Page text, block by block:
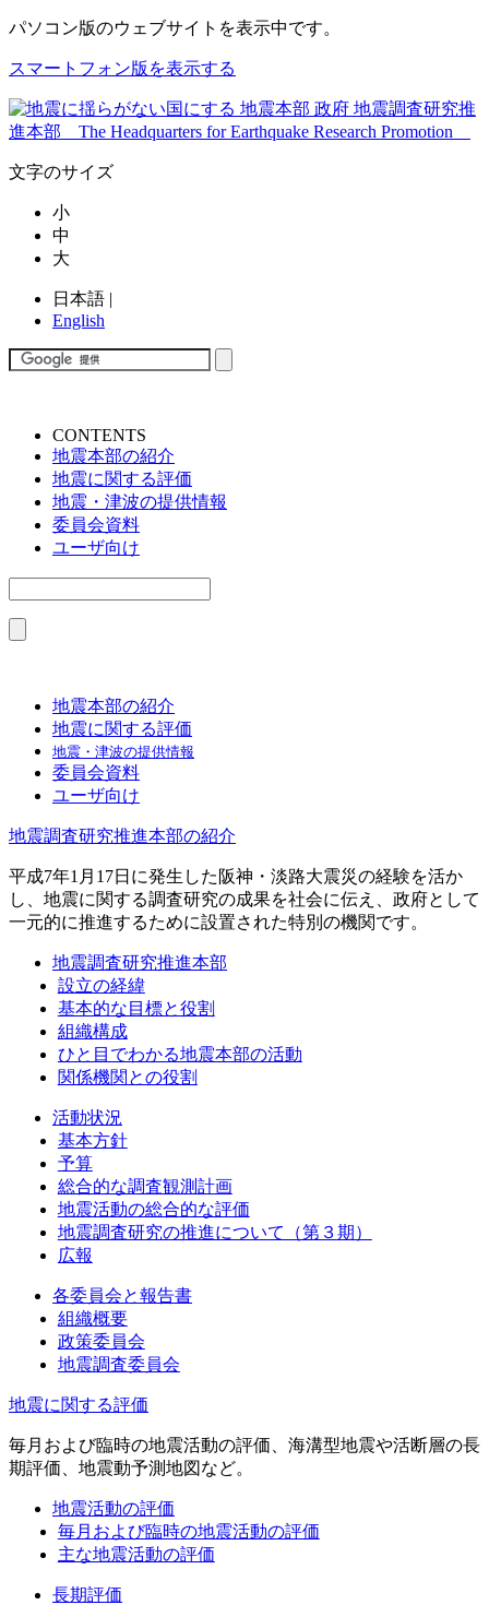
パソコン版のウェブサイトを表示中です。
スマートフォン版を表示する
文字のサイズ
小
中
大
日本語 |
English
CONTENTS
地震本部の紹介
地震に関する評価
地震・津波の提供情報
委員会資料
ユーザ向け
地震本部の紹介
地震に関する評価
地震・津波の提供情報
委員会資料
ユーザ向け
地震調査研究推進本部の紹介
平成7年1月17日に発生した阪神・淡路大震災の経験を活か
し、地震に関する調査研究の成果を社会に伝え、政府として
一元的に推進するために設置された特別の機関です。
地震調査研究推進本部
設立の経緯
基本的な目標と役割
組織構成
ひと目でわかる地震本部の活動
関係機関との役割
活動状況
基本方針
予算
総合的な調査観測計画
地震活動の総合的な評価
地震調査研究の推進について（第３期）
広報
各委員会と報告書
組織概要
政策委員会
地震調査委員会
地震に関する評価
毎月および臨時の地震活動の評価、海溝型地震や活断層の長
期評価、地震動予測地図など。
地震活動の評価
毎月および臨時の地震活動の評価
主な地震活動の評価
長期評価